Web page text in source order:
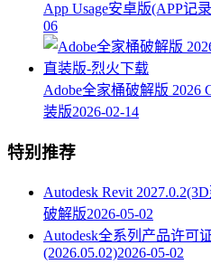
App Usage安卓版(APP记
06
Adobe全家桶破解版 2026
装版2026-02-14
特别推荐
Autodesk Revit
破解版2026-05-02
Autodesk全系列产品许可
(2026.05.02)2026-05-02